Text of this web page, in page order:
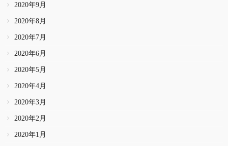
2020年9月
2020年8月
2020年7月
2020年6月
2020年5月
2020年4月
2020年3月
2020年2月
2020年1月